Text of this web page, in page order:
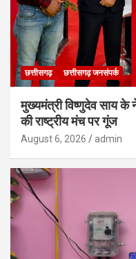
छत्तीसगढ़ छत्तीसगढ़ जनसंपर्क
मुख्यमंत्री विष्णुदेव साय के
की राष्ट्रीय मंच पर गूंज
August 6, 2026 admin